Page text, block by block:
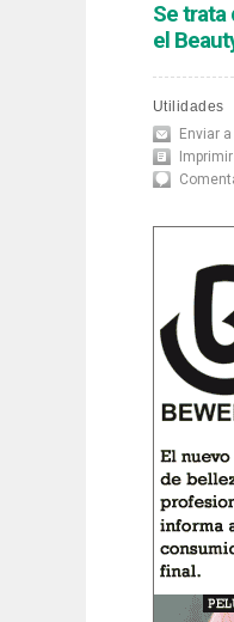
Se trata
el
Utilidades
Enviar
Imprimir